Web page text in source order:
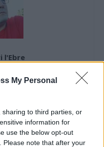
My Personal
to third parties, or
information for
use the below opt-out
Please note that after your
l'Ebre
Futbol Sala Amposta en la
a 3a divisió